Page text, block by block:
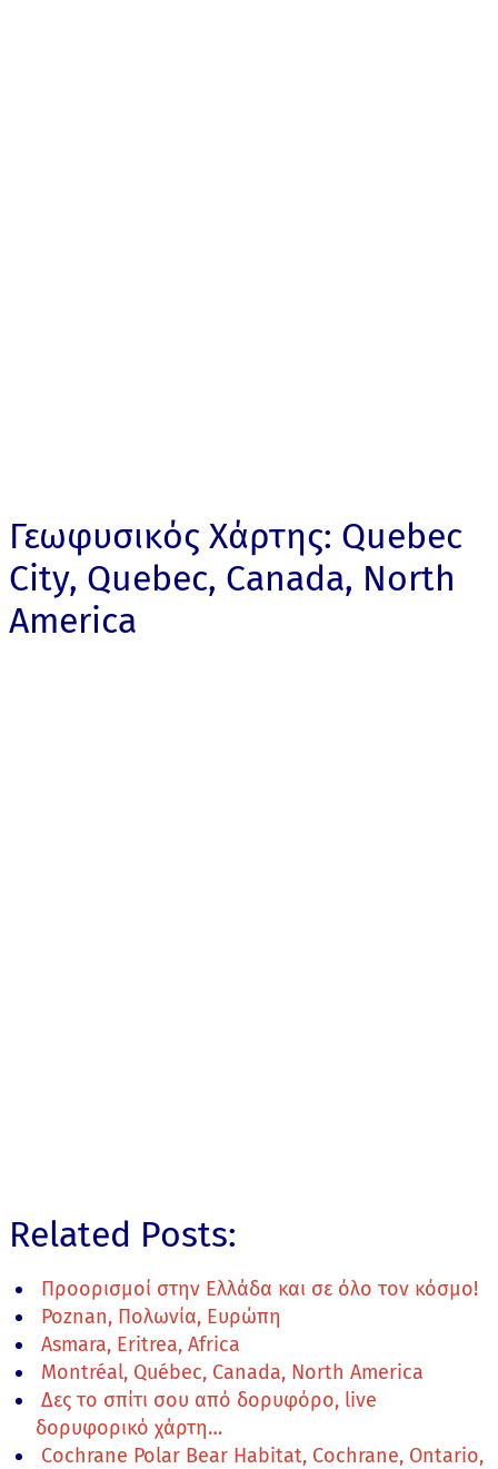
Γεωφυσικός Χάρτης: Quebec
City, Quebec, Canada, North
America
Related Posts:
Προορισμοί στην Ελλάδα και σε όλο τον κόσμο!
Poznan, Πολωνία, Ευρώπη
Asmara, Eritrea, Africa
Montréal, Québec, Canada, North America
Δες το σπίτι σου από δορυφόρο, live
δορυφορικό χάρτη…
Cochrane Polar Bear Habitat, Cochrane, Ontario,